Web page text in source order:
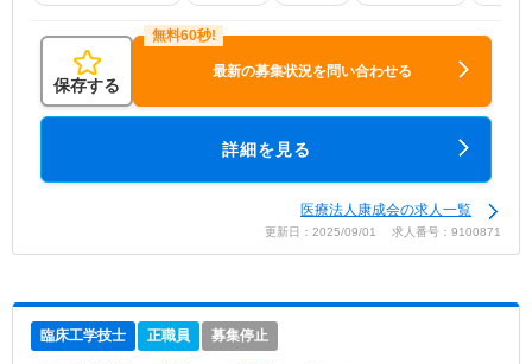
保存する
最新の募集状況を問い合わせる
詳細を見る
医療法人康成会の求人一覧
更新日：2025/09/01 求人番号：9100871
臨床工学技士 正職員 募集停止